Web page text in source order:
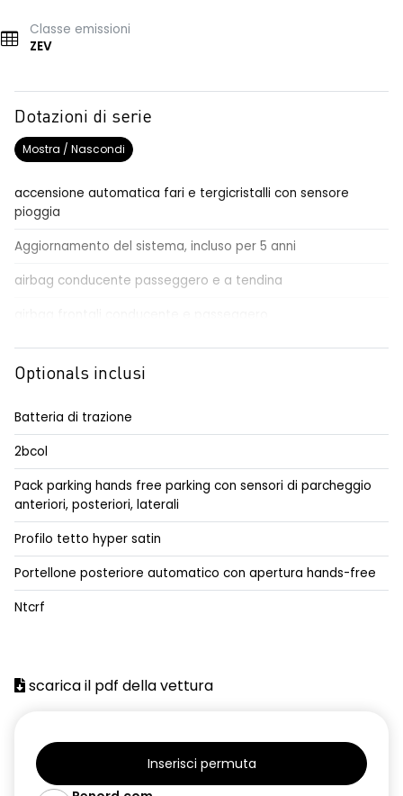
Classe emissioni
ZEV
Dotazioni di serie
Mostra / Nascondi
accensione automatica fari e tergicristalli con sensore
pioggia
Aggiornamento del sistema, incluso per 5 anni
airbag conducente passeggero e a tendina
alzacristalli posteriori elettrici impulsionali
ambient lighting personalizzabile con 3 modalità
assistenza alla frenata di emergenza
avatar virtuale Reno con ChatGPT integrato
barre tetto longitudinali
caricatore di bordo trifase per ricarica in corrente alternata
AC11kW,corrente continua DC100kW
caricatore smartphone wireless
cavo di ricarica Modo 3 con presa tipo 2
Chiamata di emergenza E-CALL
design cerchi in lega da 18" diamantati sixties
distance warning avviso distanza di sicurezza
Optionals inclusi
Batteria di trazione
2bcol
Pack parking hands free parking con sensori di parcheggio
anteriori, posteriori, laterali
Profilo tetto hyper satin
Portellone posteriore automatico con apertura hands-free
Ntcrf
scarica il pdf della vettura
Inserisci permuta